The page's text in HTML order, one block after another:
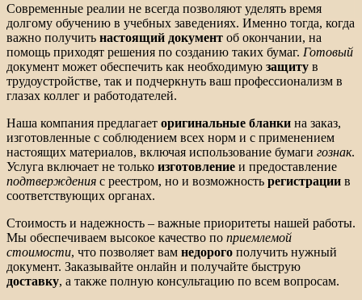
Современные реалии не всегда позволяют уделять время
долгому обучению в учебных заведениях. Именно тогда, когда
важно получить настоящий документ об окончании, на
помощь приходят решения по созданию таких бумаг. Готовый
документ может обеспечить как необходимую защиту в
трудоустройстве, так и подчеркнуть ваш профессионализм в
глазах коллег и работодателей.
Наша компания предлагает оригинальные бланки на заказ,
изготовленные с соблюдением всех норм и с применением
настоящих материалов, включая использование бумаги гознак.
Услуга включает не только изготовление и предоставление
подтверждения с реестром, но и возможность регистрации в
соответствующих органах.
Стоимость и надежность – важные приоритеты нашей работы.
Мы обеспечиваем высокое качество по приемлемой
стоимости, что позволяет вам недорого получить нужный
документ. Заказывайте онлайн и получайте быструю
доставку, а также полную консультацию по всем вопросам.